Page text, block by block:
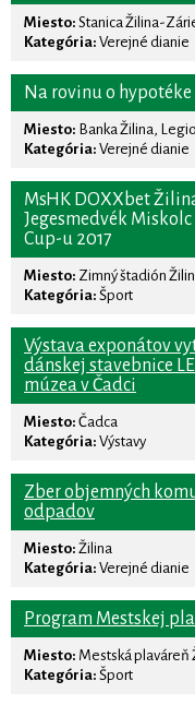
Miesto: Stanica Žilina-
Kategória: Verejné dianie
Na rovinu o
Miesto: Banka Žilina,
Kategória: Verejné dianie
MsHK DOXXbet
Jegesmedvék
Cup-u 2017
Miesto: Zimný štadión
Kategória: Šport
Výstava exponátov
dánskej stavebnice
múzea v Čadci
Miesto: Čadca
Kategória: Výstavy
Zber objemných
odpadov
Miesto: Žilina
Kategória: Verejné dianie
Program Mestskej
Miesto: Mestská plaváreň
Kategória: Šport